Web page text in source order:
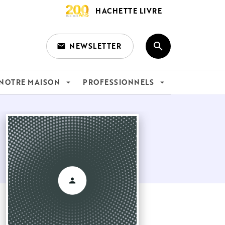
HACHETTE LIVRE
email NEWSLETTER search
MAISON arrow_drop_down PROFESSIONNELS arrow_drop_down